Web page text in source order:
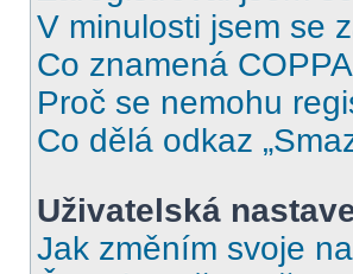
V minulosti jsem se
Co znamená
Proč se nemohu
Co dělá odkaz
Uživatelská
Jak změním svoje